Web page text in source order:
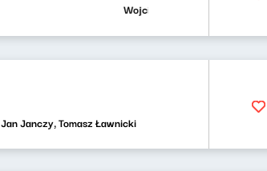
Wojciech Malajkat, Ryszard Koziołek
Jan Janczy, Tomasz Ławnicki